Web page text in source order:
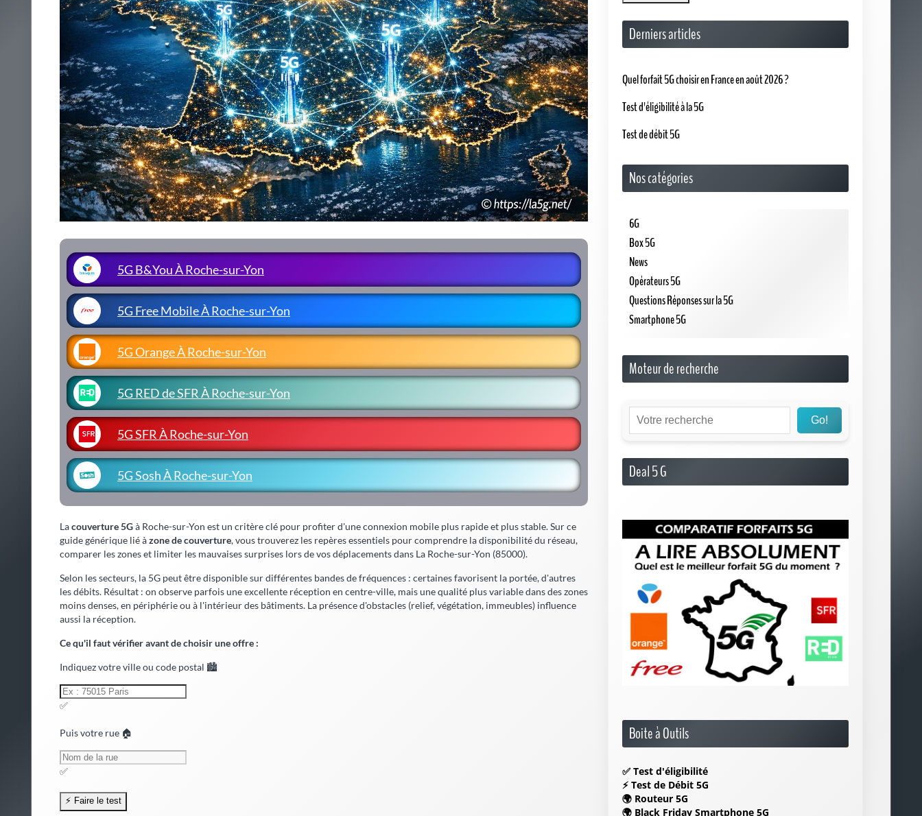
5G B&You À Roche-sur-Yon
5G Free Mobile À Roche-sur-Yon
5G Orange À Roche-sur-Yon
5G RED de SFR À Roche-sur-Yon
5G SFR À Roche-sur-Yon
5G Sosh À Roche-sur-Yon
Lacouverture 5Gà Roche-sur-Yon est un critère clé pour profiter d'une connexion mobile plus rapide et plus stable. Sur ce
guide générique lié àzone de couverture, vous trouverez les repères essentiels pour comprendre la disponibilité du réseau,
comparer les zones et limiter les mauvaises surprises lors de vos déplacements dans La Roche-sur-Yon (85000).
Selon les secteurs, la 5G peut être disponible sur différentes bandes de fréquences : certaines favorisent la portée, d'autres
les débits. Résultat : on observe parfois une excellente réception en centre-ville, mais une qualité plus variable dans des zones
moins denses, en périphérie ou à l'intérieur des bâtiments. La présence d'obstacles (relief, végétation, immeubles) influence
aussi la réception.
Ce qu'il faut vérifier avant de choisir une offre :
Indiquez votre ville ou code postal 🏙️
✅
Puis votre rue 🏠
✅
Derniers articles
Quel forfait 5G choisir en France en août 2026 ?
Test d'éligibilité à la 5G
Test de débit 5G
Nos catégories
6G
Box 5G
News
Opérateurs 5G
Questions Réponses sur la 5G
Smartphone 5G
Moteur de recherche
Go!
Deal 5 G
Boite à Outils
✅ Test d'éligibilité
⚡ Test de Débit 5G
🌍 Routeur 5G
🌍 Black Friday Smartphone 5G